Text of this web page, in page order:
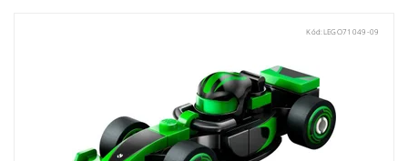
Kód: LEGO71049-09